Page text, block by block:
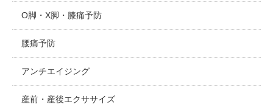
O脚・X脚・膝痛予防
腰痛予防
アンチエイジング
産前・産後エクササイズ